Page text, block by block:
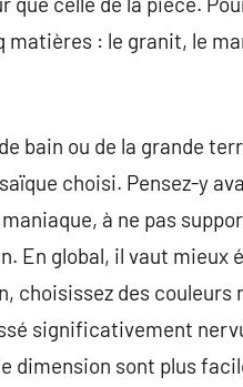
: le granit, le
bain ou de la grande
choisi. Pensez-y
à ne pas
En global, il vaut
choisissez des
significativement
dimension sont plus